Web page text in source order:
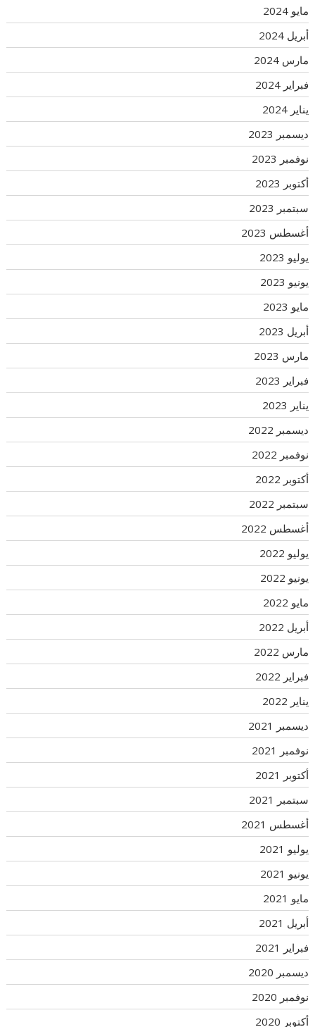
مايو 2024
أبريل 2024
مارس 2024
فبراير 2024
يناير 2024
ديسمبر 2023
نوفمبر 2023
أكتوبر 2023
سبتمبر 2023
أغسطس 2023
يوليو 2023
يونيو 2023
مايو 2023
أبريل 2023
مارس 2023
فبراير 2023
يناير 2023
ديسمبر 2022
نوفمبر 2022
أكتوبر 2022
سبتمبر 2022
أغسطس 2022
يوليو 2022
يونيو 2022
مايو 2022
أبريل 2022
مارس 2022
فبراير 2022
يناير 2022
ديسمبر 2021
نوفمبر 2021
أكتوبر 2021
سبتمبر 2021
أغسطس 2021
يوليو 2021
يونيو 2021
مايو 2021
أبريل 2021
فبراير 2021
ديسمبر 2020
نوفمبر 2020
أكتوبر 2020